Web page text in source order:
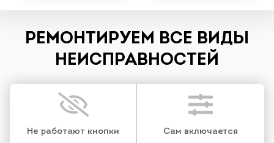
РЕМОНТИРУЕМ ВСЕ ВИДЫ
НЕИСПРАВНОСТЕЙ
Не работают кнопки Сам включается